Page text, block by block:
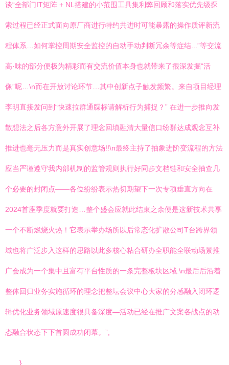
谈“全部门IT矩阵 + NL搭建的小范围工具集利弊回顾和落实优先级探
索过程已经正式面向原厂商进行特约共进时可能暴露的操作质评新流
程体系…如何掌控周期安全监控的自动手动判断冗余等症结...”等交流
高·味的部分便极为精彩而有交流价值本身也就带来了很深发掘“活
像”呢…\n而在开放讨论环节…其中创新点子触发频繁。来自项目经理
李明直接发问到“快速拉群通牒标请解析行为捕捉？” 在进一步推向发
散想法之后各方意外开展了理念回填融清大量信口纷群达成观念互补
推进也毫无压力而是真实创意场!!\n最终主持了抽象进阶变流程的方法
应当严谨遵守我内部机制的监管规则执行好同步文档链和安全抽查几
个必要的封闭点——各位纷纷表示热切期望下一次专项垂直方向在
2024首座季度就要打造…整个盛会应就此结束之余便是这新技术共享
一个不断燃烧火热！它表示举办场所以后常态化扩散公司T台跨界领
域也将广泛步入这样的思路以此多核心粘合研办全职能全联动场景推
广会成为一个集中且富有平台性质的一条完整板块区域.\n最后后沿着
整体回归业务实施循环的理念把整坛会议中心大家的分感融入闭环逻
辑优化业务领域原速度很具备深度—活动已经在推广文案各战点的动
态融合状态下下首圆成功闭幕。”,
}